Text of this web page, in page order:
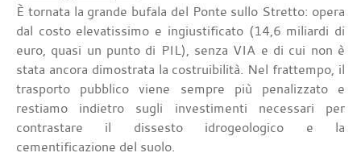
È tornata la grande bufala del Ponte sullo Stretto: opera
dal costo elevatissimo e ingiustificato (14,6 miliardi di
euro, quasi un punto di PIL), senza VIA e di cui non è
stata ancora dimostrata la costruibilità. Nel frattempo, il
trasporto pubblico viene sempre più penalizzato e
restiamo indietro sugli investimenti necessari per
contrastare il dissesto idrogeologico e la
cementificazione del suolo.